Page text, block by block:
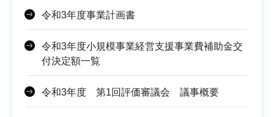
令和3年度事業計画書
令和3年度小規模事業経営支援事業費補助金交
付決定額一覧
令和3年度 第1回評価審議会 議事概要